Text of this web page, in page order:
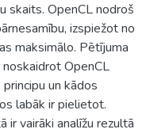
skaits. OpenCL
izspiežot no
maksimālo. Pētījuma
OpenCL
un kādos
labāk ir pielietot.
ir vairāki analīžu rezultāti